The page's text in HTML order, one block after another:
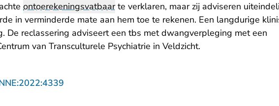
ontoerekeningsvatbaarte verklaren, maar zij adviseren
in verminderde mate aan hem toe te rekenen. Een langdurige
De reclassering adviseert een tbs met dwangverpleging met een
van Transculturele Psychiatrie in Veldzicht.